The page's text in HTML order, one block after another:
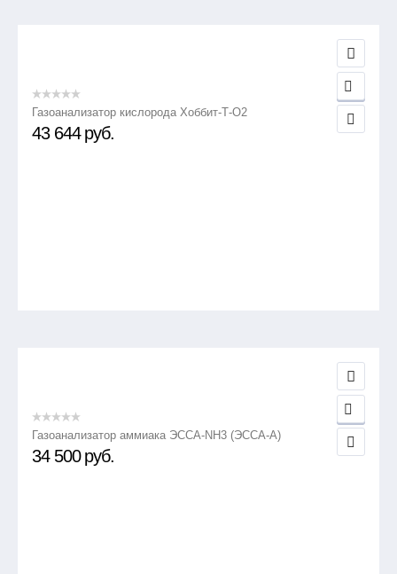
Газоанализатор кислорода Хоббит-Т-О2
43 644 руб.
Газоанализатор аммиака ЭССА-NH3 (ЭССА-А)
34 500 руб.